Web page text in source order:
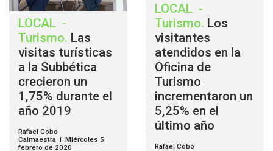
LOCAL -
Turismo. Las
visitas turísticas
a la Subbética
crecieron un
1,75% durante el
año 2019
Rafael Cobo
Calmaestra | Miércoles 5
febrero de 2020
LOCAL -
Turismo. Los
visitantes
atendidos en la
Oficina de
Turismo
incrementaron un
5,25% en el
último año
Rafael Cobo